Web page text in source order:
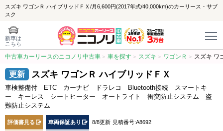
スズキ ワゴンＲ ハイブリッドＦＸ/月6,600円(2017年式/40,000km)のカーリース・サブ
スク
新車は
こちら
中古車カーリースのニコノリ中古車 車を探す スズキ ワゴンＲ スズキ ワ
スズキ ワゴンＲ ハイブリッドＦＸ
車検整備付 ETC カーナビ ドラレコ Bluetooth接続 スマートキ
ー キーレス シートヒーター オートライト 衝突防止システム 盗
難防止システム
評価書見る 車両保証あり 8/8更新 見積番号:A8692